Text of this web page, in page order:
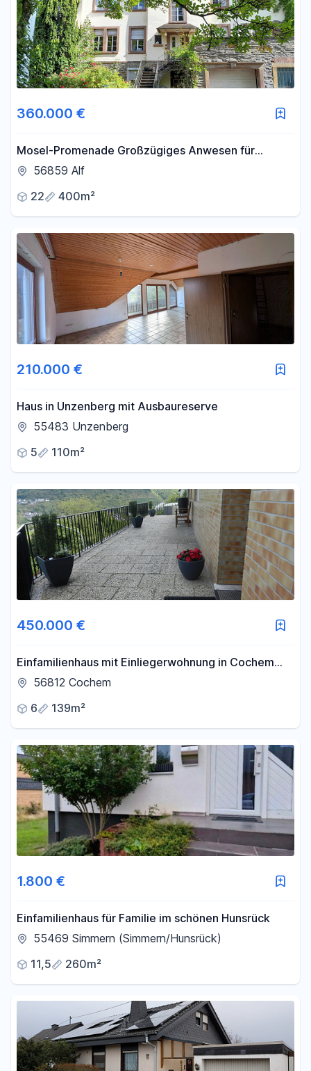
360.000 €
Mosel-Promenade Großzügiges Anwesen für
Individualisten
56859 Alf
22
400m²
210.000 €
Haus in Unzenberg mit Ausbaureserve
55483 Unzenberg
5
110m²
450.000 €
Einfamilienhaus mit Einliegerwohnung in Cochem
Oberstadt zu verkaufen
56812 Cochem
6
139m²
1.800 €
Einfamilienhaus für Familie im schönen Hunsrück
55469 Simmern (Simmern/Hunsrück)
11,5
260m²